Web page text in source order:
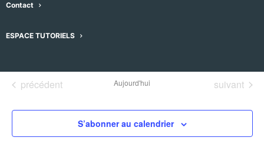
Contact
ESPACE TUTORIELS
À venir
uneÉvènements
précédent Aujourd'hui suivant
S’abonner au calendrier